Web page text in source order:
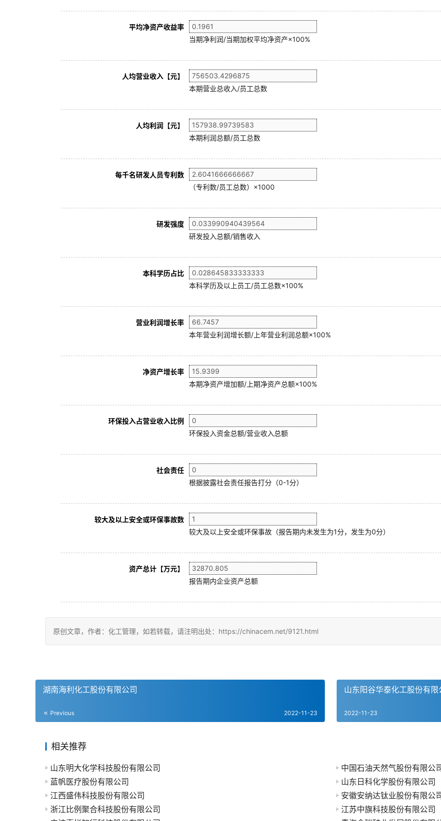
平均净资产收益率
当期净利润/当期加权平均净资产×100%
人均营业收入【元】
本期营业总收入/员工总数
人均利润【元】
本期利润总额/员工总数
每千名研发人员专利数
（专利数/员工总数）×1000
研发强度
研发投入总额/销售收入
本科学历占比
本科学历及以上员工/员工总数×100%
营业利润增长率
本年营业利润增长额/上年营业利润总额×100%
净资产增长率
本期净资产增加额/上期净资产总额×100%
环保投入占营业收入比例
环保投入资金总额/营业收入总额
社会责任
根据披露社会责任报告打分（0-1分）
较大及以上安全或环保事故数
较大及以上安全或环保事故（报告期内未发生为1分，发生为0分）
资产总计【万元】
报告期内企业资产总额
原创文章，作者：化工管理，如若转载，请注明出处：https://chinacem.net/9121.html
湖南海利化工股份有限公司
Previous 2022-11-23
山东阳谷华泰化工股份有限
2022-11-23
相关推荐
山东明大化学科技股份有限公司
中国石油天然气股份有限公
蓝帆医疗股份有限公司
山东日科化学股份有限公司
江西盛伟科技股份有限公司
安徽安纳达钛业股份有限公
浙江比例聚合科技股份有限公司
江苏中旗科技股份有限公司